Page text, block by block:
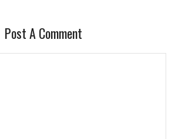
Post A Comment